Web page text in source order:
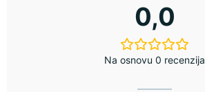
0,0
Na osnovu 0 recenzija